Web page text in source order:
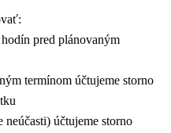
pred plánovaným
termínom účtujeme storno
účtujeme storno